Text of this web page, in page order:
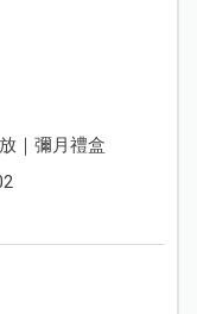
｜彌月禮盒